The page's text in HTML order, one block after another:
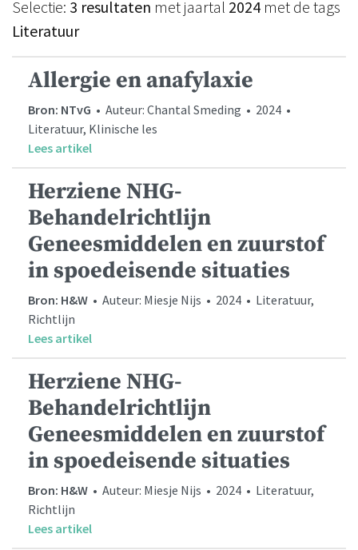
Selectie: 3 resultaten met jaartal 2024 met de tags
Literatuur
Allergie en anafylaxie
Bron: NTvG • Auteur: Chantal Smeding • 2024 •
Literatuur, Klinische les
Lees artikel
Herziene NHG-
Behandelrichtlijn
Geneesmiddelen en zuurstof
in spoedeisende situaties
Bron: H&W • Auteur: Miesje Nijs • 2024 • Literatuur,
Richtlijn
Lees artikel
Herziene NHG-
Behandelrichtlijn
Geneesmiddelen en zuurstof
in spoedeisende situaties
Bron: H&W • Auteur: Miesje Nijs • 2024 • Literatuur,
Richtlijn
Lees artikel